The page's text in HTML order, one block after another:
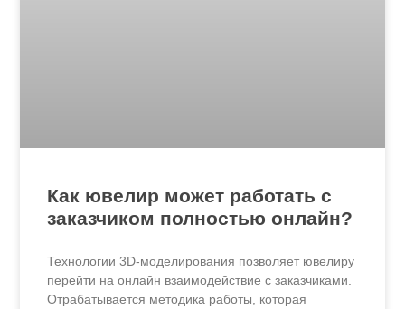
Как ювелир может работать с
заказчиком полностью онлайн?
Технологии 3D-моделирования позволяет ювелиру
перейти на онлайн взаимодействие с заказчиками.
Отрабатывается методика работы, которая